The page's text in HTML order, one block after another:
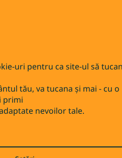
uri pentru ca site-ul să
tău, va tucana și mai - cu o
primi
nevoilor tale.